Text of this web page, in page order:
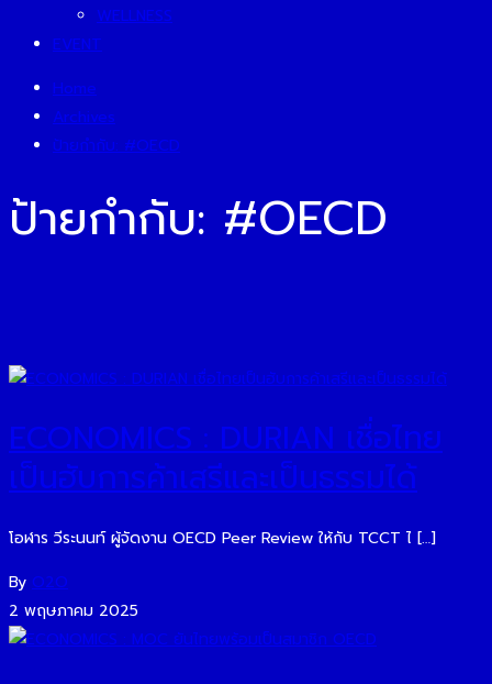
WELLNESS
EVENT
Home
Archives
ป้ายกำกับ: #OECD
ป้ายกำกับ: #OECD
ECONOMICS : DURIAN เชื่อไทย
เป็นฮับการค้าเสรีและเป็นธรรมได้
โอฬาร วีระนนท์ ผู้จัดงาน OECD Peer Review ให้กับ TCCT ไ […]
By O2O
2 พฤษภาคม 2025